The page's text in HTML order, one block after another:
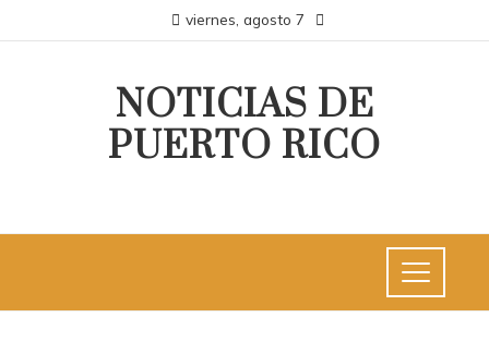
viernes, agosto 7
NOTICIAS DE
PUERTO RICO